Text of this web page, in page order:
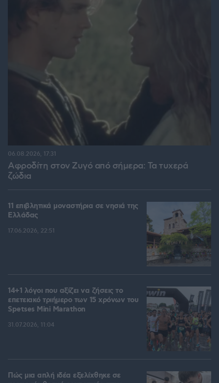
Αφροδίτη στον Ζυγό από σήμερα: Τα τυχερά
ζώδια
06.08.2026, 17:31
11 επιβλητικά μοναστήρια σε νησιά της
Ελλάδας
17.06.2026, 22:51
14+1 λόγοι που αξίζει να ζήσεις το
επετειακό τριήμερο των 15 χρόνων του
Spetses Mini Marathon
31.07.2026, 11:04
Πώς μια απλή ιδέα εξελίχθηκε σε